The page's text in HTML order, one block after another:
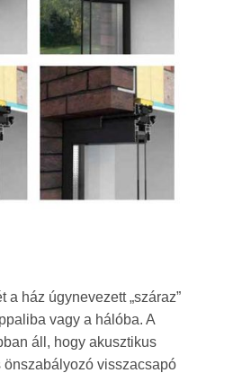
a ház úgynevezett „száraz”
vagy a hálóba. A
áll, hogy akusztikus
visszacsapó